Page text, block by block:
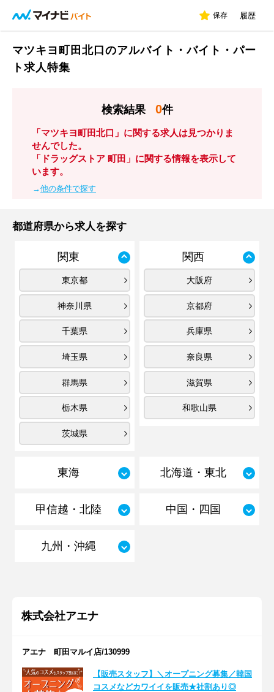
保存 履歴
マツキヨ町田北口のアルバイト・バイト・パー
ト求人特集
検索結果 0件
「マツキヨ町田北口」に関する求人は見つかりま
せんでした。
「ドラッグストア 町田」に関する情報を表示して
います。
→他の条件で探す
都道府県から求人を探す
関東
東京都
神奈川県
千葉県
埼玉県
群馬県
栃木県
茨城県
関西
大阪府
京都府
兵庫県
奈良県
滋賀県
和歌山県
東海 北海道・東北
甲信越・北陸 中国・四国
九州・沖縄
株式会社アエナ
アエナ 町田マルイ店/130999
【販売スタッフ】＼オープニング募集／韓国
コスメなどカワイイを販売★社割あり◎